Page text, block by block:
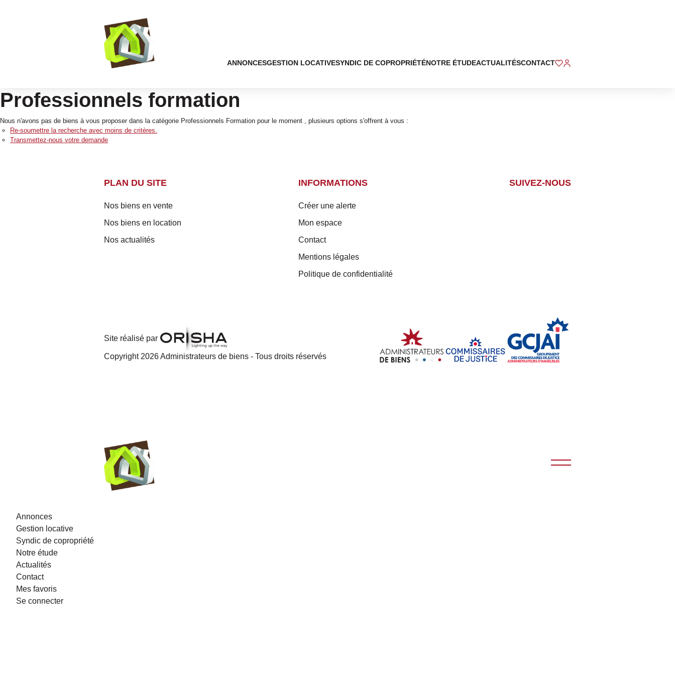
ANNONCESGESTION LOCATIVESYNDIC DE COPROPRIÉTÉNOTRE ÉTUDEACTUALITÉSCONTACT
Professionnels formation
Nous n'avons pas de biens à vous proposer dans la catégorie Professionnels Formation pour le moment , plusieurs options s'offrent à vous :
Re-soumettre la recherche avec moins de critères.
Transmettez-nous votre demande
PLAN DU SITE
Nos biens en vente
Nos biens en location
Nos actualités
INFORMATIONS
Créer une alerte
Mon espace
Contact
Mentions légales
Politique de confidentialité
SUIVEZ-NOUS
Site réalisé par
Copyright 2026 Administrateurs de biens - Tous droits réservés
Annonces
Gestion locative
Syndic de copropriété
Notre étude
Actualités
Contact
Mes favoris
Se connecter